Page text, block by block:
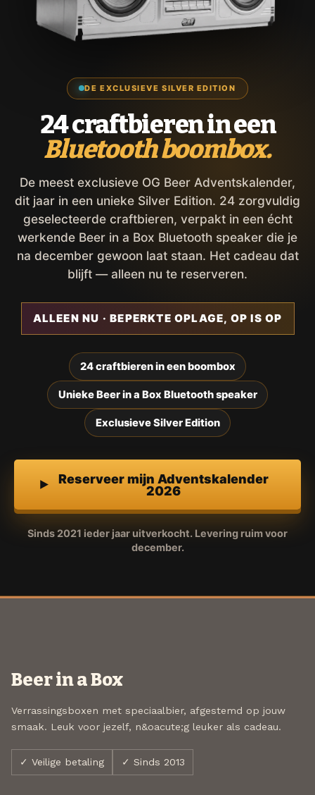
DE EXCLUSIEVE SILVER EDITION
24 craftbieren in een
Bluetooth boombox.
De meest exclusieve OG Beer Adventskalender,
dit jaar in een unieke Silver Edition. 24 zorgvuldig
geselecteerde craftbieren, verpakt in een écht
werkende Beer in a Box Bluetooth speaker die je
na december gewoon laat staan. Het cadeau dat
blijft — alleen nu te reserveren.
ALLEEN NU · BEPERKTE OPLAGE, OP IS OP
24 craftbieren in een boombox
Unieke Beer in a Box Bluetooth speaker
Exclusieve Silver Edition
Reserveer mijn Adventskalender
2026
Sinds 2021 ieder jaar uitverkocht. Levering ruim voor
december.
Beer in a Box
Verrassingsboxen met speciaalbier, afgestemd op jouw
smaak. Leuk voor jezelf, n&oacute;g leuker als cadeau.
✓ Veilige betaling ✓ Sinds 2013